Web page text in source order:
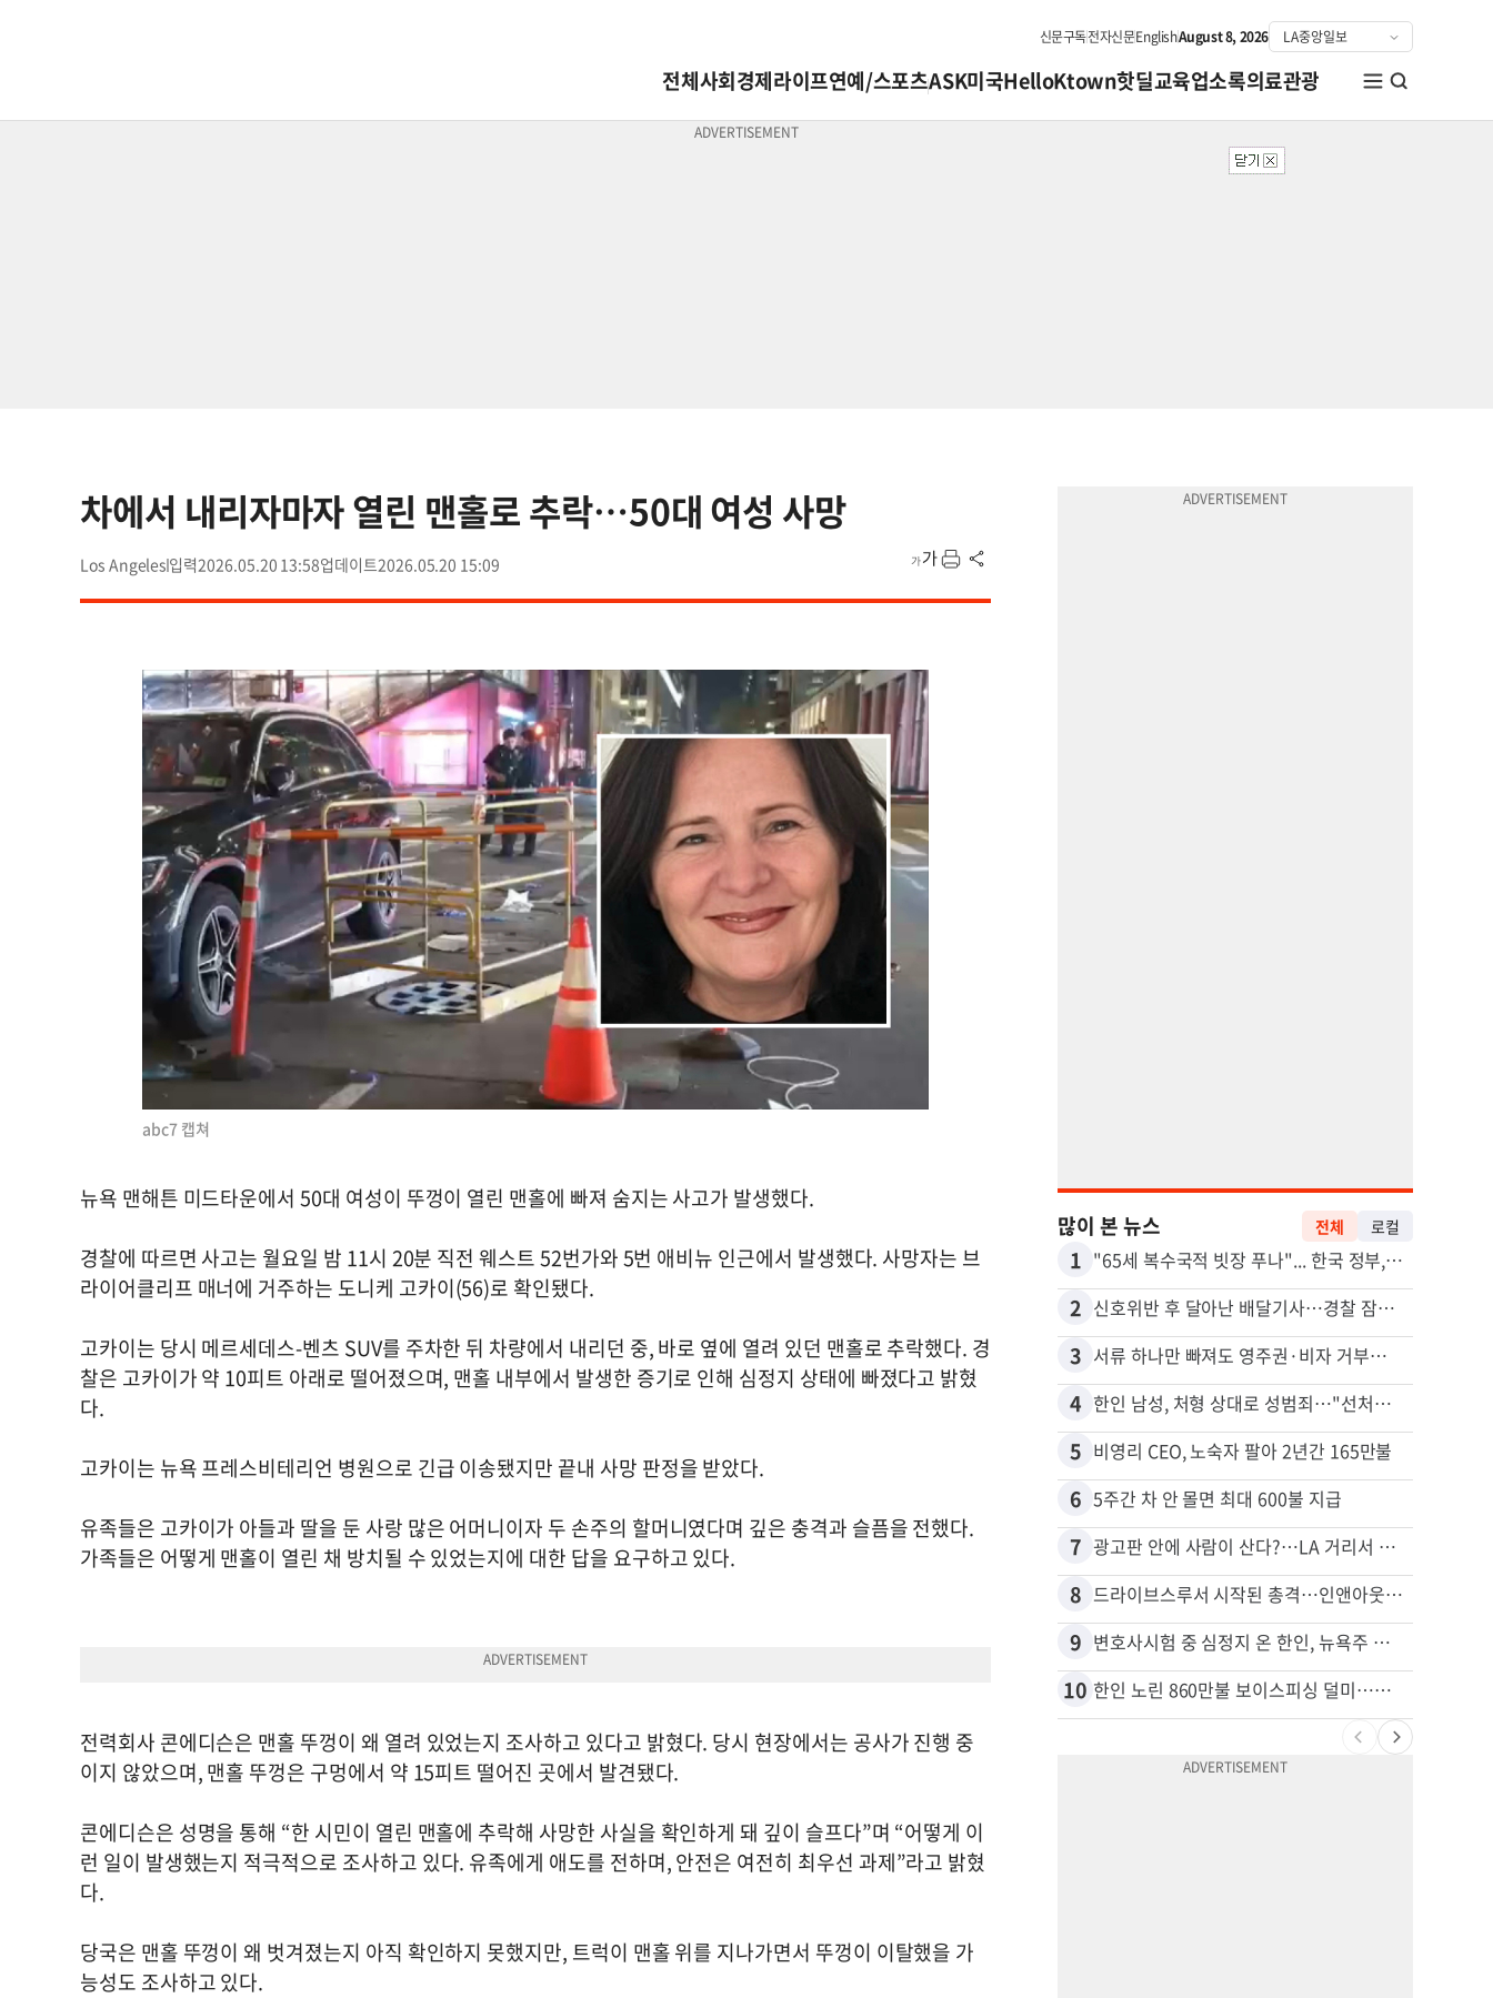
신문구독전자신문EnglishAugust 8, 2026
전체사회경제라이프연예/스포츠ASK미국HelloKtown핫딜교육업소록의료관광
차에서 내리자마자 열린 맨홀로 추락…50대 여성 사망
Los Angeles 2026.05.20 13:58 2026.05.20 15:09
abc7 캡쳐
뉴욕 맨해튼 미드타운에서 50대 여성이 뚜껑이 열린 맨홀에 빠져 숨지는 사고가 발생했다.
경찰에 따르면 사고는 월요일 밤 11시 20분 직전 웨스트 52번가와 5번 애비뉴 인근에서 발생했다. 사망자는 브
라이어클리프 매너에 거주하는 도니케 고카이(56)로 확인됐다.
고카이는 당시 메르세데스-벤츠 SUV를 주차한 뒤 차량에서 내리던 중, 바로 옆에 열려 있던 맨홀로 추락했다. 경
찰은 고카이가 약 10피트 아래로 떨어졌으며, 맨홀 내부에서 발생한 증기로 인해 심정지 상태에 빠졌다고 밝혔
다.
고카이는 뉴욕 프레스비테리언 병원으로 긴급 이송됐지만 끝내 사망 판정을 받았다.
유족들은 고카이가 아들과 딸을 둔 사랑 많은 어머니이자 두 손주의 할머니였다며 깊은 충격과 슬픔을 전했다.
가족들은 어떻게 맨홀이 열린 채 방치될 수 있었는지에 대한 답을 요구하고 있다.
전력회사 콘에디슨은 맨홀 뚜껑이 왜 열려 있었는지 조사하고 있다고 밝혔다. 당시 현장에서는 공사가 진행 중
이지 않았으며, 맨홀 뚜껑은 구멍에서 약 15피트 떨어진 곳에서 발견됐다.
콘에디슨은 성명을 통해 “한 시민이 열린 맨홀에 추락해 사망한 사실을 확인하게 돼 깊이 슬프다”며 “어떻게 이
런 일이 발생했는지 적극적으로 조사하고 있다. 유족에게 애도를 전하며, 안전은 여전히 최우선 과제”라고 밝혔
다.
당국은 맨홀 뚜껑이 왜 벗겨졌는지 아직 확인하지 못했지만, 트럭이 맨홀 위를 지나가면서 뚜껑이 이탈했을 가
능성도 조사하고 있다.
많이 본 뉴스 전체 로컬
1 "65세 복수국적 빗장 푸나"... 한국 정부, 연령 완화 전면 추진
2 신호위반 후 달아난 배달기사…경찰 잠복해 잡고보니 ‘반전’
3 서류 하나만 빠져도 영주권·비자 거부…심사관 재량권 대폭 확대
4 한인 남성, 처형 상대로 성범죄…"선처해줬더니 배신자 취급"
5 비영리 CEO, 노숙자 팔아 2년간 165만불
6 5주간 차 안 몰면 최대 600불 지급
7 광고판 안에 사람이 산다?…LA 거리서 화제
8 드라이브스루서 시작된 총격…인앤아웃 참사 영상 공개
9 변호사시험 중 심정지 온 한인, 뉴욕주 제소
10 한인 노린 860만불 보이스피싱 덜미…영사관·한국 검찰 사칭